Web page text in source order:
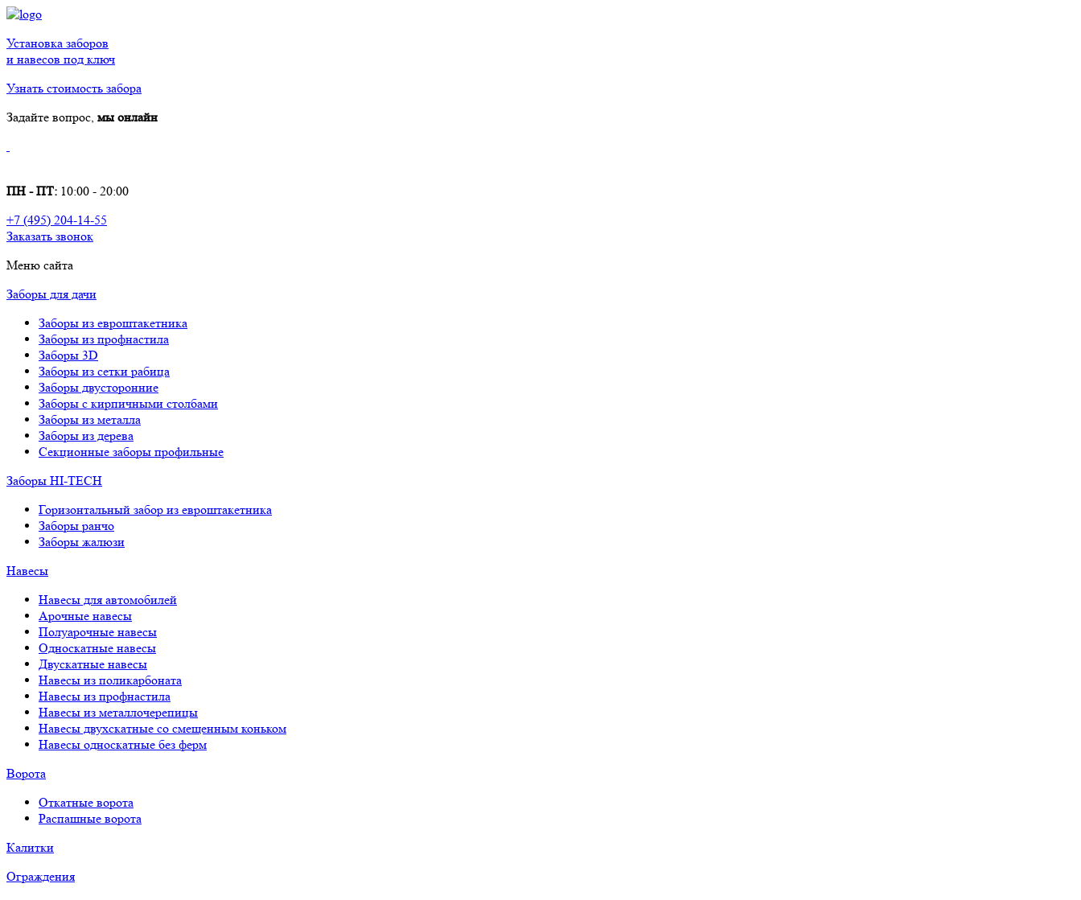
Установка заборов
и навесов под ключ
Узнать стоимость забора
Задайте вопрос, мы онлайн
ПН - ПТ: 10:00 - 20:00
+7 (495) 204-14-55
Заказать звонок
Меню сайта
Заборы для дачи
Заборы из евроштакетника
Заборы из профнастила
Заборы 3D
Заборы из сетки рабица
Заборы двусторонние
Заборы с кирпичными столбами
Заборы из металла
Заборы из дерева
Секционные заборы профильные
Заборы HI-TECH
Горизонтальный забор из евроштакетника
Заборы ранчо
Заборы жалюзи
Навесы
Навесы для автомобилей
Арочные навесы
Полуарочные навесы
Односкатные навесы
Двускатные навесы
Навесы из поликарбоната
Навесы из профнастила
Навесы из металлочерепицы
Навесы двухскатные со смещенным коньком
Навесы односкатные без ферм
Ворота
Откатные ворота
Распашные ворота
Калитки
Ограждения